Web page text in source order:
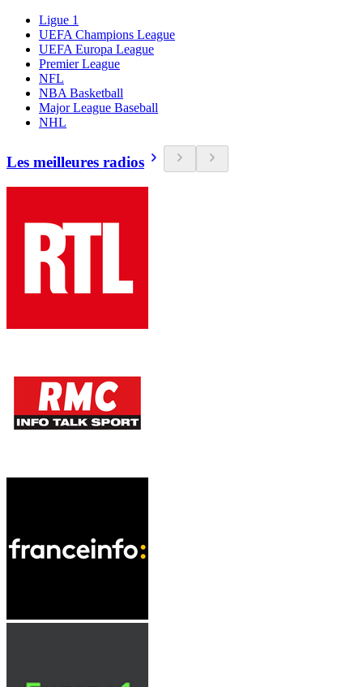
Ligue 1
UEFA Champions League
UEFA Europa League
Premier League
NFL
NBA Basketball
Major League Baseball
NHL
Les meilleures radios